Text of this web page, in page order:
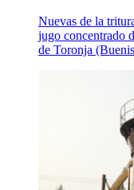
Nuevas de la
jugo concentrado
de Toronja